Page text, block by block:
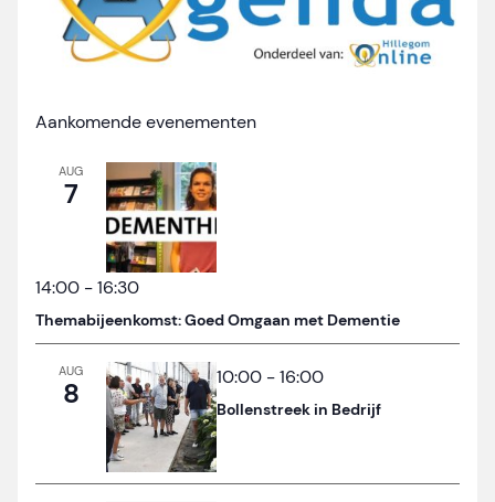
Aankomende evenementen
AUG
7
14:00 -16:30
Themabijeenkomst: Goed Omgaan met Dementie
AUG
8 10:00 -16:00
Bollenstreek in Bedrijf